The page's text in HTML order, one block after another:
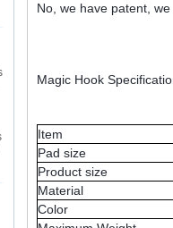
No, we have patent,
Magic Hook
Item
Pad size
Product size
Material
Color